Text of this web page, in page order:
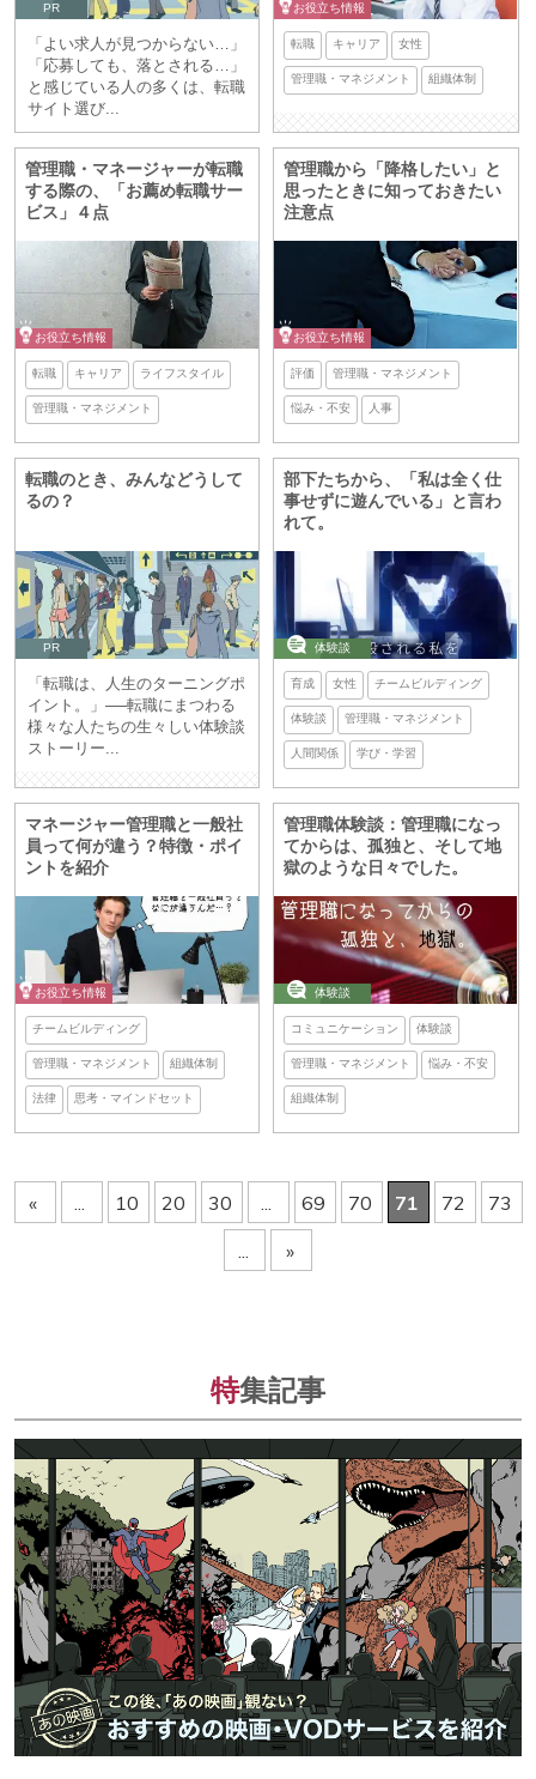
PR
「よい求人が見つからない…」
「応募しても、落とされる…」
と感じている人の多くは、転職
サイト選び...
お役立ち情報
転職 キャリア 女性
管理職・マネジメント 組織体制
管理職・マネージャーが転職
する際の、「お薦め転職サー
ビス」４点
お役立ち情報
転職 キャリア ライフスタイル
管理職・マネジメント
管理職から「降格したい」と
思ったときに知っておきたい
注意点
お役立ち情報
評価 管理職・マネジメント
悩み・不安 人事
転職のとき、みんなどうして
るの？
PR
「転職は、人生のターニングポ
イント。」──転職にまつわる
様々な人たちの生々しい体験談
ストーリー...
部下たちから、「私は全く仕
事せずに遊んでいる」と言わ
れて。
体験談
育成 女性 チームビルディング
体験談 管理職・マネジメント
人間関係 学び・学習
マネージャー管理職と一般社
員って何が違う？特徴・ポイ
ントを紹介
お役立ち情報
チームビルディング
管理職・マネジメント 組織体制
法律 思考・マインドセット
管理職体験談：管理職になっ
てからは、孤独と、そして地
獄のような日々でした。
体験談
コミュニケーション 体験談
管理職・マネジメント 悩み・不安
組織体制
« 10 20 30 69 70 71 72 73
... »
特集記事